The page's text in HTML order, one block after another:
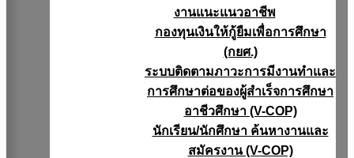
งานแนะแนวอาชีพ
กองทุนเงินให้กู้ยืมเพื่อการศึกษา
(กยศ.)
ระบบติดตามภาวะการมีงานทำและ
การศึกษาต่อของผู้สำเร็จการศึกษา
อาชีวศึกษา (V-COP)
นักเรียน/นักศึกษา ค้นหางานและ
สมัครงาน (V-COP)